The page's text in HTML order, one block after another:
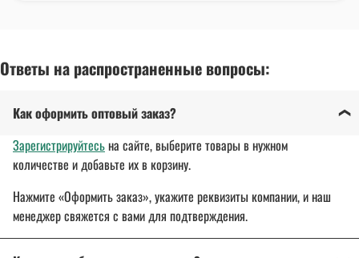
Ответы на распространенные вопросы:
Как оформить оптовый заказ?
Зарегистрируйтесьна сайте, выберите товары в нужном
количестве и добавьте их в корзину.
Нажмите «Оформить заказ», укажите реквизиты компании, и наш
менеджер свяжется с вами для подтверждения.